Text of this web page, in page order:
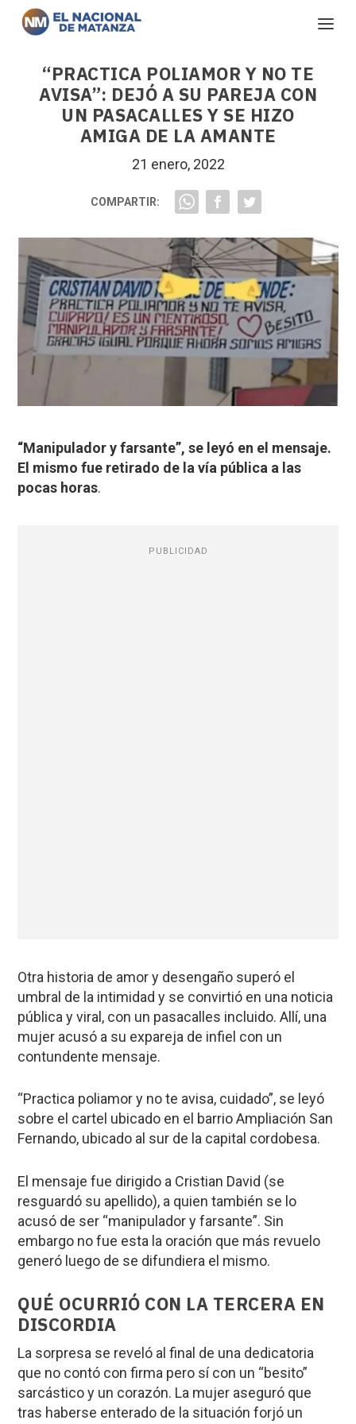
“PRACTICA POLIAMOR Y NO TE
AVISA”: DEJÓ A SU PAREJA CON
UN PASACALLES Y SE HIZO
AMIGA DE LA AMANTE
21 enero, 2022
COMPARTIR:
“Manipulador y farsante”, se leyó en el mensaje.
El mismo fue retirado de la vía pública a las
pocas horas.
PUBLICIDAD
Otra historia de amor y desengaño superó el
umbral de la intimidad y se convirtió en una noticia
pública y viral, con un pasacalles incluido. Allí, una
mujer acusó a su expareja de infiel con un
contundente mensaje.
“Practica poliamor y no te avisa, cuidado”, se leyó
sobre el cartel ubicado en el barrio Ampliación San
Fernando, ubicado al sur de la capital cordobesa.
El mensaje fue dirigido a Cristian David (se
resguardó su apellido), a quien también se lo
acusó de ser “manipulador y farsante”. Sin
embargo no fue esta la oración que más revuelo
generó luego de se difundiera el mismo.
QUÉ OCURRIÓ CON LA TERCERA EN
DISCORDIA
La sorpresa se reveló al final de una dedicatoria
que no contó con firma pero sí con un “besito”
sarcástico y un corazón. La mujer aseguró que
tras haberse enterado de la situación forjó un